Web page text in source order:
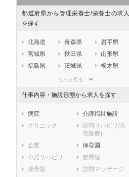
都道府県から管理栄養士/栄養士の求人
を探す
北海道 青森県
岩手県
宮城県
秋田県
山形県
福島県
茨城県
栃木県
埼玉県
石川県
福井県
岐阜県
静岡県
愛知県
三重県
大阪府
兵庫県
奈良県
鳥取県
島根県
広島県
山口県
徳島県
もっと見る
仕事内容・施設形態から求人を探す
病院
介護福祉施設
クリニック
訪問リハビリ(在
宅医療)
企業
保育園
小児リハビリ
整骨院
接骨院
訪問マッサージ